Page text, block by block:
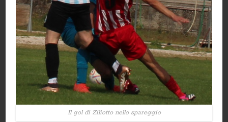
Il gol di Ziliotto nello spareggio